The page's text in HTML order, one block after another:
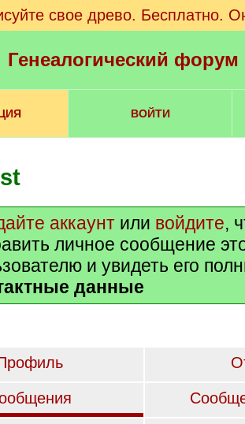
свое древо. Бесплатно.
Генеалогический
ВОЙТИ
аккаунт или войдите,
личное сообщение
и увидеть его
данные